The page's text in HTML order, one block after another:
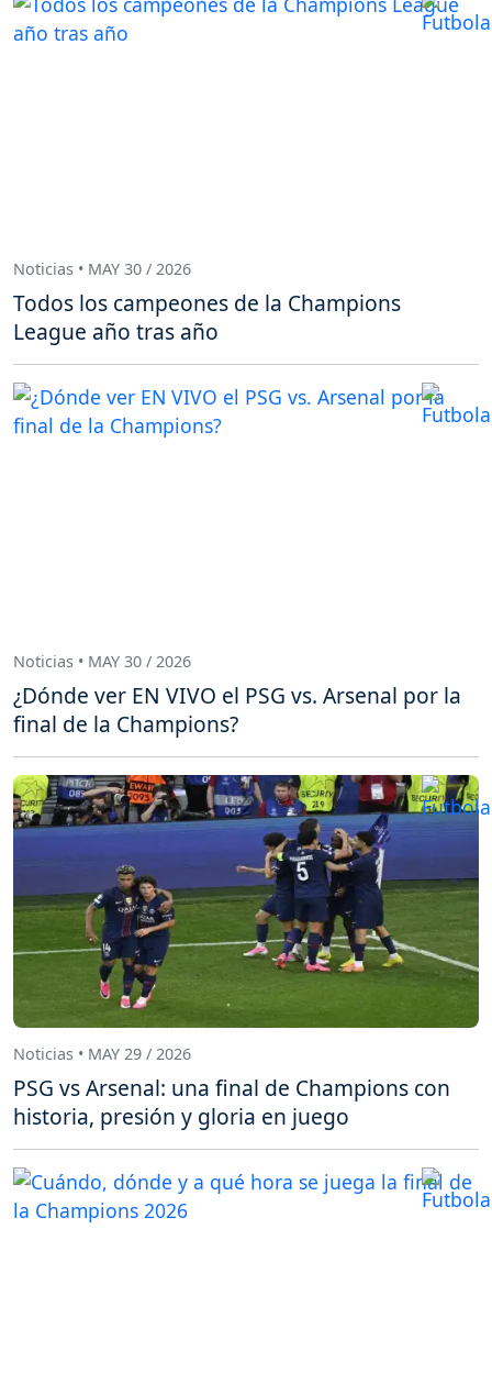
Noticias • MAY 30 / 2026
Todos los campeones de la Champions
League año tras año
Noticias • MAY 30 / 2026
¿Dónde ver EN VIVO el PSG vs. Arsenal por la
final de la Champions?
Noticias • MAY 29 / 2026
PSG vs Arsenal: una final de Champions con
historia, presión y gloria en juego